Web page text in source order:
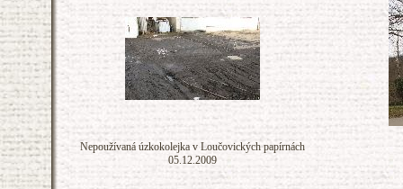
Nepoužívaná úzkokolejka v Loučovických papírnách
05.12.2009